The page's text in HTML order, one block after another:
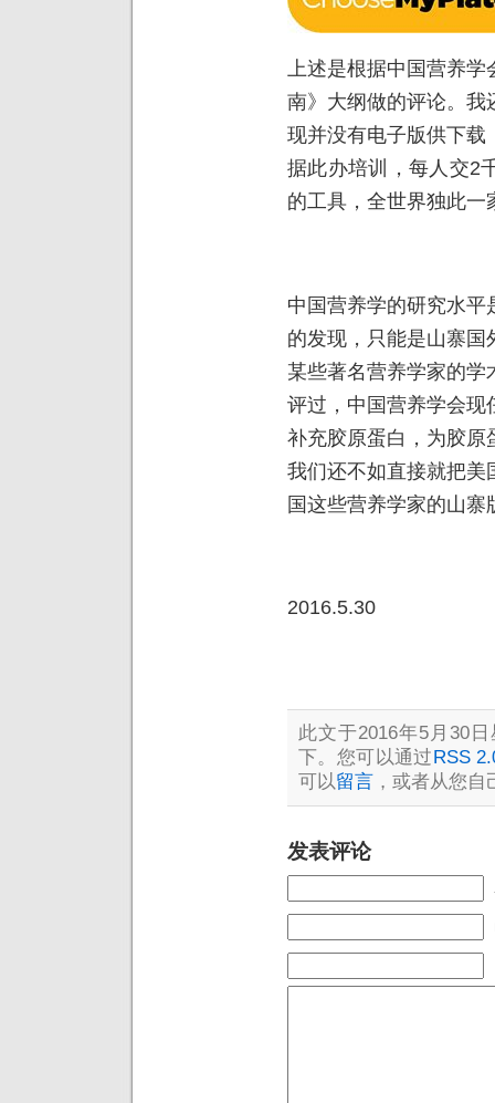
上述是根据中国营养
南》大纲做的评论。我
现并没有电子版供下载
据此办培训，每人交2
的工具，全世界独此一
中国营养学的研究水
的发现，只能是山寨
某些著名营养学家的
评过，中国营养学会现
补充胶原蛋白，为胶原
我们还不如直接就把美
国这些营养学家的山寨
2016.5.30
此文于2016年5月30
下。您可以通过RSS
可以留言 ，或者从您自
发表评论